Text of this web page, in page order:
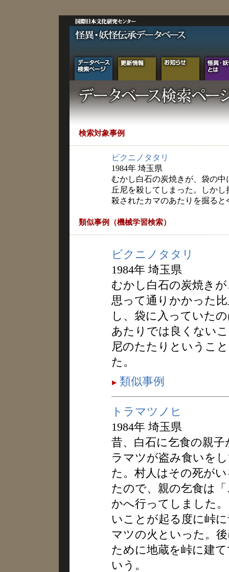
検索対象事例
ビクニノタタリ
1984年 埼玉県
むかし白石の炭焼きが、袋の
丘尼を殺してしまった。しか
殺されたカマのあたりを掘る
類似事例（機械学習検索）
ビクニノタタリ
1984年 埼玉県
むかし白石の炭焼き
思って通りかかった
し、袋に入っていた
あたりでは良くない
尼のたたりというこ
た。
類似事例
トラマツノヒ
1984年 埼玉県
昔、白石に乞食の親
ラマツが盗み食いを
た。村人はその死が
たので、親の乞食は
かへ行ってしました
いことが起る度に峠
マツの火といった。
ために地蔵を峠に建
いう。